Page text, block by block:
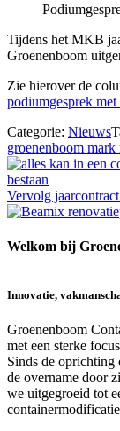
Tijdens het MKB
Groenenboom
Zie hierover de
podiumgesprek
Categorie: Nieuws
groenenboom mark
Vorig
bericht:
bestaan
Volgend
bericht:
Vervolg
Welkom bij
Innovatie,
Groenenboom
met een sterke
Sinds de oprichting
de overname door
we uitgegroeid tot